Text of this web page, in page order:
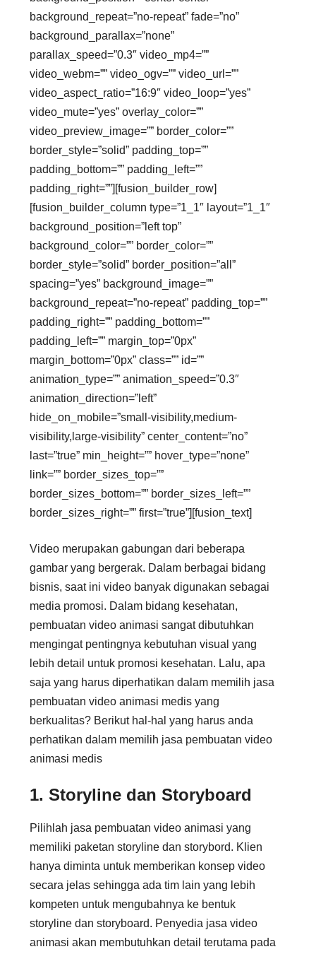
background_repeat=”no-repeat” fade=”no”
background_parallax=”none”
parallax_speed=”0.3″ video_mp4=””
video_webm=”” video_ogv=”” video_url=””
video_aspect_ratio=”16:9″ video_loop=”yes”
video_mute=”yes” overlay_color=””
video_preview_image=”” border_color=””
border_style=”solid” padding_top=””
padding_bottom=”” padding_left=””
padding_right=””][fusion_builder_row]
[fusion_builder_column type=”1_1″ layout=”1_1″
background_position=”left top”
background_color=”” border_color=””
border_style=”solid” border_position=”all”
spacing=”yes” background_image=””
background_repeat=”no-repeat” padding_top=””
padding_right=”” padding_bottom=””
padding_left=”” margin_top=”0px”
margin_bottom=”0px” class=”” id=””
animation_type=”” animation_speed=”0.3″
animation_direction=”left”
hide_on_mobile=”small-visibility,medium-
visibility,large-visibility” center_content=”no”
last=”true” min_height=”” hover_type=”none”
link=”” border_sizes_top=””
border_sizes_bottom=”” border_sizes_left=””
border_sizes_right=”” first=”true”][fusion_text]
Video merupakan gabungan dari beberapa
gambar yang bergerak. Dalam berbagai bidang
bisnis, saat ini video banyak digunakan sebagai
media promosi. Dalam bidang kesehatan,
pembuatan video animasi sangat dibutuhkan
mengingat pentingnya kebutuhan visual yang
lebih detail untuk promosi kesehatan. Lalu, apa
saja yang harus diperhatikan dalam memilih jasa
pembuatan video animasi medis yang
berkualitas? Berikut hal-hal yang harus anda
perhatikan dalam memilih jasa pembuatan video
animasi medis
1. Storyline dan Storyboard
Pilihlah jasa pembuatan video animasi yang
memiliki paketan storyline dan storybord. Klien
hanya diminta untuk memberikan konsep video
secara jelas sehingga ada tim lain yang lebih
kompeten untuk mengubahnya ke bentuk
storyline dan storyboard. Penyedia jasa video
animasi akan membutuhkan detail terutama pada